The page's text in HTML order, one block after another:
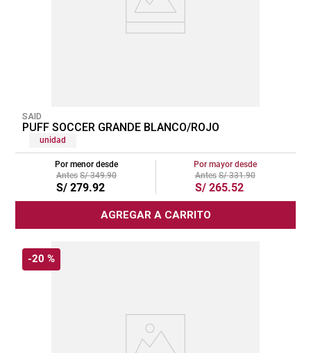
SAID
PUFF SOCCER GRANDE BLANCO/ROJO
unidad
Por menor desde
S/ 349.90
S/ 279.92
Por mayor desde
S/ 331.90
S/ 265.52
AGREGAR A CARRITO
-20 %